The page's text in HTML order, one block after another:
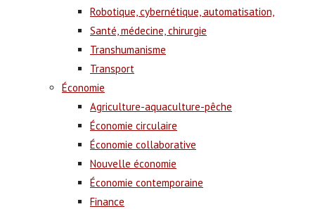
Robotique, cybernétique, automatisation,
Santé, médecine, chirurgie
Transhumanisme
Transport
Économie
Agriculture-aquaculture-pêche
Économie circulaire
Économie collaborative
Nouvelle économie
Économie contemporaine
Finance